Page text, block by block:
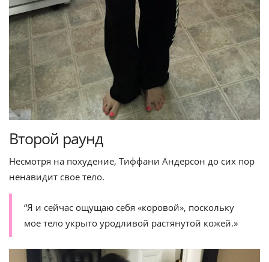
Второй раунд
Несмотря на похудение, Тиффани Андерсон до сих пор
ненавидит свое тело.
“Я и сейчас ощущаю себя «коровой», поскольку
мое тело укрыто уродливой растянутой кожей.»